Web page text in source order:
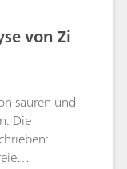
von Zi
sauren und
Die